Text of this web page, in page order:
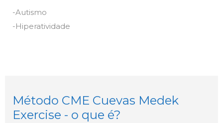
-Autismo
-Hiperatividade
Método CME Cuevas Medek
Exercise - o que é?